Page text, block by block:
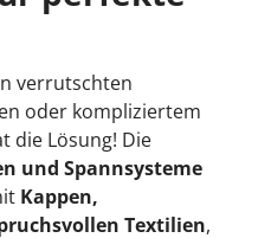
verrutschten
oder kompliziertem
die Lösung! Die
und Spannsysteme
Kappen,
Textilien,